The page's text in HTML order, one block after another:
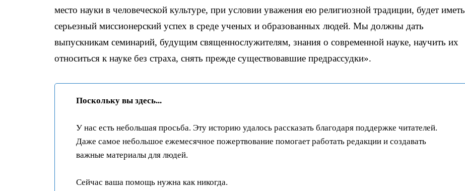
место науки в человеческой культуре, при условии уважения ею религиозной традиции, будет иметь
серьезный миссионерский успех в среде ученых и образованных людей. Мы должны дать
выпускникам семинарий, будущим священнослужителям, знания о современной науке, научить их
относиться к науке без страха, снять прежде существовавшие предрассудки».
Поскольку вы здесь...
У нас есть небольшая просьба. Эту историю удалось рассказать благодаря поддержке читателей.
Даже самое небольшое ежемесячное пожертвование помогает работать редакции и создавать
важные материалы для людей.
Сейчас ваша помощь нужна как никогда.